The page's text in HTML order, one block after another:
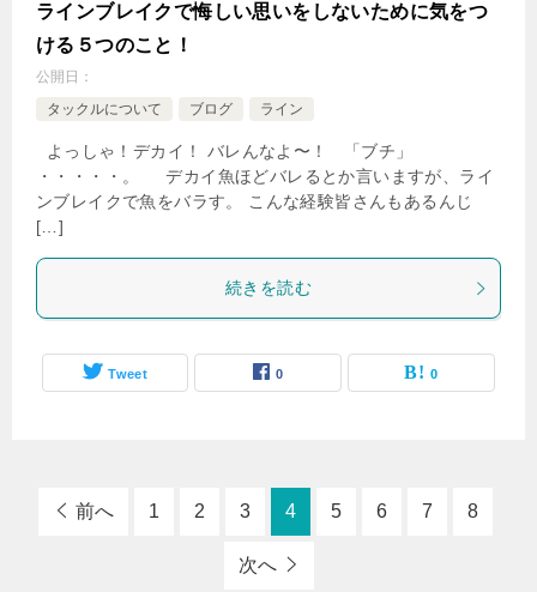
ラインブレイクで悔しい思いをしないために気をつ
ける５つのこと！
公開日：
タックルについて
ブログ ライン
よっしゃ！デカイ！ バレんなよ〜！ 「ブチ」
・・・・・。 デカイ魚ほどバレるとか言いますが、ライ
ンブレイクで魚をバラす。 こんな経験皆さんもあるんじ
[…]
続きを読む
Tweet 0 0
前へ 1 2 3 4 5 6 7 8
次へ